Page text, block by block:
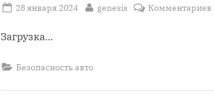
Posted
28 января 2024 By
genesis Комментариев
Загрузка…
Безопасность авто